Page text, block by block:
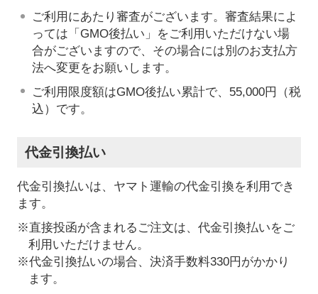
ご利用にあたり審査がございます。審査結果によ
っては「GMO後払い」をご利用いただけない場
合がございますので、その場合には別のお支払方
法へ変更をお願いします。
ご利用限度額はGMO後払い累計で、55,000円（税
込）です。
代金引換払い
代金引換払いは、ヤマト運輸の代金引換を利用でき
ます。
※直接投函が含まれるご注文は、代金引換払いをご
利用いただけません。
※代金引換払いの場合、決済手数料330円がかかり
ます。